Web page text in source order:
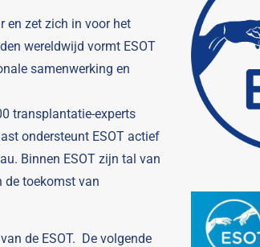
en zet zich in voor het
wereldwijd vormt ESOT
samenwerking en
transplantatie-experts
ondersteunt ESOT actief
Binnen ESOT zijn tal van
de toekomst van
de ESOT. De volgende